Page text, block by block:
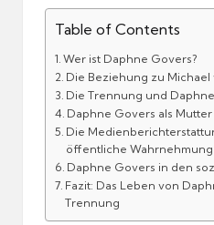
Table of Contents
Wer ist Daphne Govers?
Die Beziehung zu Michael
Die Trennung und
Daphne Govers als Mutter
Die
öffentliche Wahrnehmung
Daphne Govers in den
Fazit: Das Leben von
Trennung